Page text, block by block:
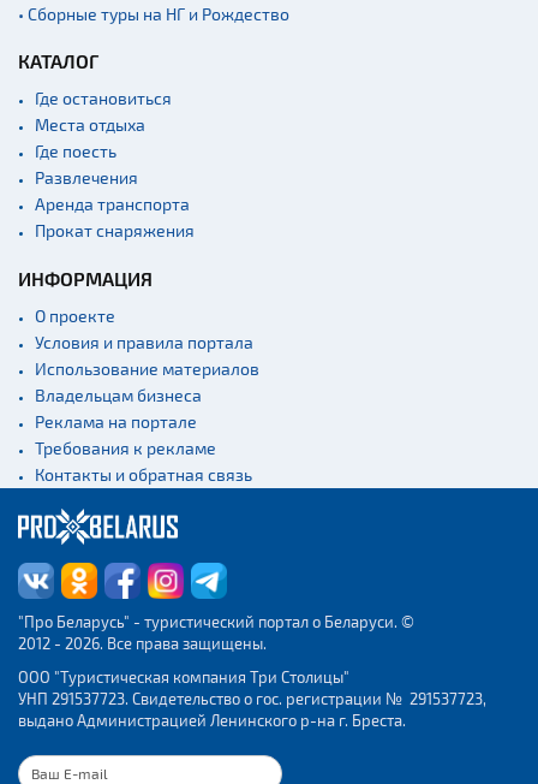
• Сборные туры на НГ и Рождество
КАТАЛОГ
Где остановиться
Места отдыха
Где поесть
Развлечения
Аренда транспорта
Прокат снаряжения
ИНФОРМАЦИЯ
О проекте
Условия и правила портала
Использование материалов
Владельцам бизнеса
Реклама на портале
Требования к рекламе
Контакты и обратная связь
"Про Беларусь" - туристический портал о Беларуси. ©
2012 - 2026. Все права защищены.
ООО "Туристическая компания Три Столицы"
УНП 291537723. Свидетельство о гос. регистрации № 291537723,
выдано Администрацией Ленинского р-на г. Бреста.